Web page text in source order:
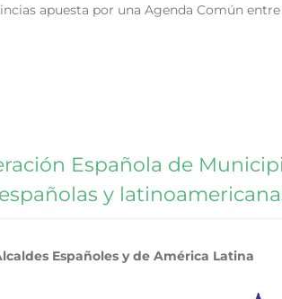
apuesta por una Agenda Común
Española de
y
Españoles y de América Latina